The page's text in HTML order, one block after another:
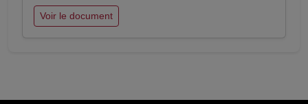
Voir le document